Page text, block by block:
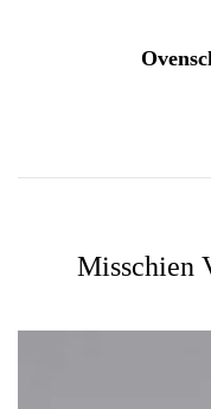
Misschien